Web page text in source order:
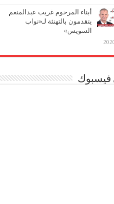
أبناء المرحوم غريب عبدالمنعم
يتقدمون بالتهنئة لـ«نواب
السويس»
فيسبوك